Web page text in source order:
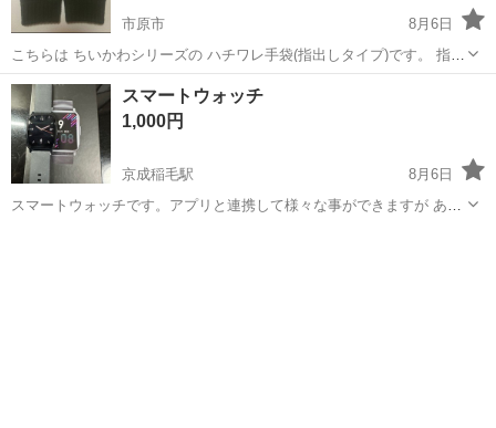
市原市
8月6日
こちらは ちいかわシリーズの ハチワレ手袋(指出しタイプ)です。 指出
しタイプですので スマホの操作も出来ますし お家でのウォームカバー
としてもお使いいただけます。 2度ほど使いました。 細かい事が気に
なる方は購入を...
千葉 市原市 アクセサリー
スマートウォッチ
1,000円
京成稲毛駅
8月6日
スマートウォッチです。アプリと連携して様々な事ができますが あま